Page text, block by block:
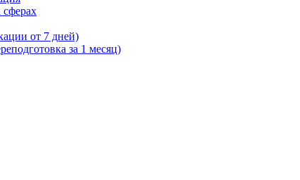
сферах
от 7 дней)
за 1 месяц)